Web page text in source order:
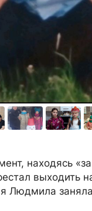
находясь
выходить
Людмила